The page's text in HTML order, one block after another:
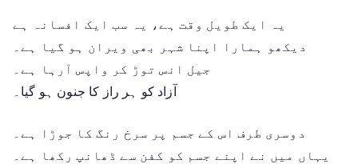
یہ ایک طویل وقت ہے، یہ سب ایک افسانہ ہے
دیکھو ہمارا اپنا شہر بھی ویران ہو گیا ہے۔
جیل انس توڑ کر واپس آرہا ہے۔
آزاد کو ہر راز کا جنون ہو گیا۔
دوسری طرف اس کے جسم پر سرخ رنگ کا جوڑا ہے۔
یہاں میں نے اپنے جسم کو کفن سے ڈھانپ رکھا ہے۔